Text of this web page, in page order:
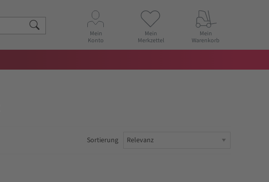
Mein
Konto
Mein
Merkzettel
Mein
Warenkorb
Sortierung